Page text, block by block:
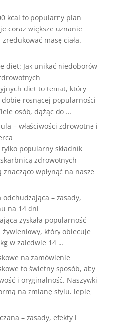
kcal to popularny plan
coraz większe uznanie
masę ciała.
diet: Jak unikać niedoborów
diet to temat, który
rosnącej popularności
osób, dążąc do …
– właściwości zdrowotne i
popularny składnik
zdrowotnych
znacząco wpłynąć na nasze
odchudzająca – zasady,
na 14 dni
zyskała popularność
który obiecuje
w zaledwie 14 …
na zamówienie
to świetny sposób, aby
i oryginalność. Naszywki
na zmianę stylu, lepiej
– zasady, efekty i